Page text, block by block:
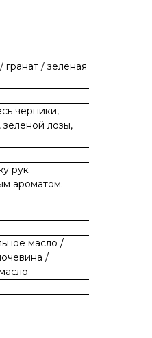
/ зеленая
черники,
зеленой лозы,
рук
ароматом.
масло /
/